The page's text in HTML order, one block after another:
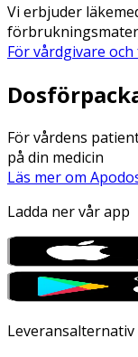
Vi erbjuder
För vårdgivare
För vårdens
på din medicin
Läs mer om
Ladda ner vår app
Leveransalternativ